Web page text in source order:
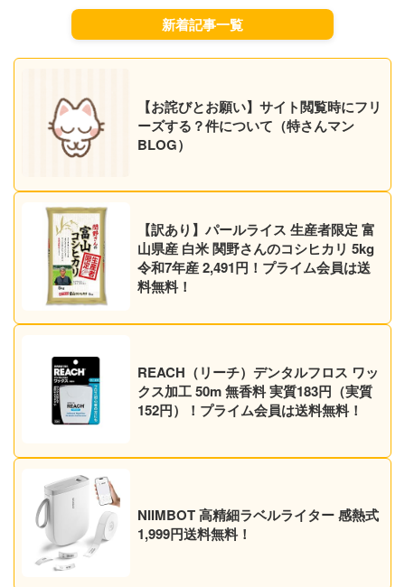
新着記事一覧
【お詫びとお願い】サイト閲覧時にフリ
ーズする？件について（特さんマン
BLOG）
【訳あり】パールライス 生産者限定 富
山県産 白米 関野さんのコシヒカリ 5kg
令和7年産 2,491円！プライム会員は送
料無料！
REACH（リーチ）デンタルフロス ワッ
クス加工 50m 無香料 実質183円（実質
152円）！プライム会員は送料無料！
NIIMBOT 高精細ラベルライター 感熱式
1,999円送料無料！